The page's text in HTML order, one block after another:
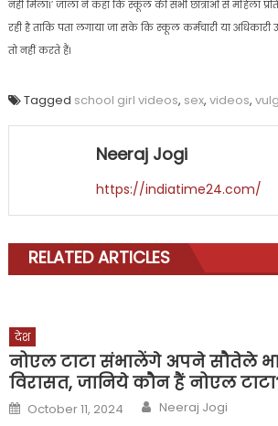
नहीं मिला।’ जाला ने कहा कि स्कूल की सभी छात्राओं से महिला
रही है ताकि पता लगाया जा सके कि स्कूल कर्मचारी या
तो नहीं करते हैं।
Tagged school girl videos, sex, videos,
Neeraj Jogi
https://indiatime24.com/
RELATED ARTICLES
देश
नोएल टाटा संभालेंगे अपने सौतेले
विरासत, जानिये कौन हैं नोएल
Posted
on
October 11, 2024 Author
Neeraj Jogi